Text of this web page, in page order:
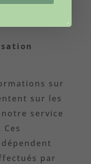
sur
sur les
service
par